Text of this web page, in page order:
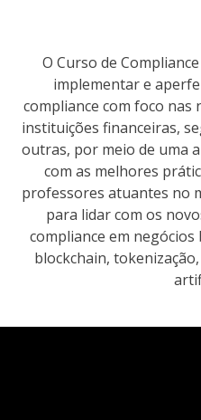
O Curso de
implementar e
compliance com foco nas
instituições financeiras,
outras, por meio de uma
com as melhores
professores atuantes no
para lidar com os
compliance em
blockchain,